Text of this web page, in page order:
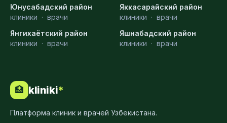
Юнусабадский район
клиники · врачи
Яккасарайский район
клиники · врачи
Янгихаётский район
клиники · врачи
Яшнабадский район
клиники · врачи
🏥 kliniki*
Платформа клиник и врачей Узбекистана.